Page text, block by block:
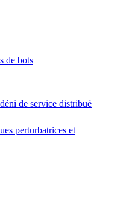
de bots
de service distribué
perturbatrices et